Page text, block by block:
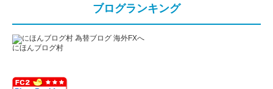
ブログランキング
にほんブログ村